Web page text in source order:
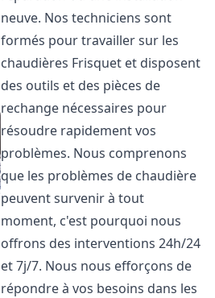
neuve. Nos techniciens sont
formés pour travailler sur les
chaudières Frisquet et disposent
des outils et des pièces de
rechange nécessaires pour
résoudre rapidement vos
problèmes. Nous comprenons
que les problèmes de chaudière
peuvent survenir à tout
moment, c'est pourquoi nous
offrons des interventions 24h/24
et 7j/7. Nous nous efforçons de
répondre à vos besoins dans les